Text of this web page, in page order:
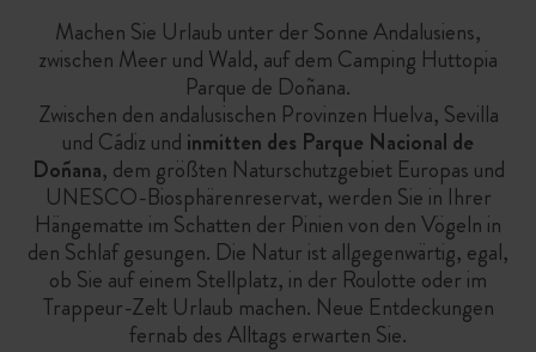
Machen Sie Urlaub unter der Sonne Andalusiens,
zwischen Meer und Wald, auf dem Camping Huttopia
Parque de Doñana.
Zwischen den andalusischen Provinzen Huelva, Sevilla
und Cádiz und inmitten des Parque Nacional de
Doñana, dem größten Naturschutzgebiet Europas und
UNESCO-Biosphärenreservat, werden Sie in Ihrer
Hängematte im Schatten der Pinien von den Vögeln in
den Schlaf gesungen. Die Natur ist allgegenwärtig, egal,
ob Sie auf einem Stellplatz, in der Roulotte oder im
Trappeur-Zelt Urlaub machen. Neue Entdeckungen
fernab des Alltags erwarten Sie.